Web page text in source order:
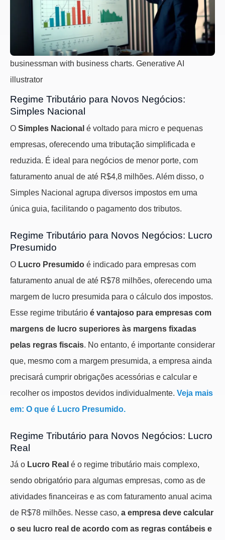
businessman with business charts. Generative AI
illustrator
Regime Tributário para Novos Negócios:
Simples Nacional
O Simples Nacional é voltado para micro e pequenas
empresas, oferecendo uma tributação simplificada e
reduzida. É ideal para negócios de menor porte, com
faturamento anual de até R$4,8 milhões. Além disso, o
Simples Nacional agrupa diversos impostos em uma
única guia, facilitando o pagamento dos tributos.
Regime Tributário para Novos Negócios: Lucro
Presumido
O Lucro Presumido é indicado para empresas com
faturamento anual de até R$78 milhões, oferecendo uma
margem de lucro presumida para o cálculo dos impostos.
Esse regime tributário é vantajoso para empresas com
margens de lucro superiores às margens fixadas
pelas regras fiscais. No entanto, é importante considerar
que, mesmo com a margem presumida, a empresa ainda
precisará cumprir obrigações acessórias e calcular e
recolher os impostos devidos individualmente. Veja mais
em: O que é Lucro Presumido.
Regime Tributário para Novos Negócios: Lucro
Real
Já o Lucro Real é o regime tributário mais complexo,
sendo obrigatório para algumas empresas, como as de
atividades financeiras e as com faturamento anual acima
de R$78 milhões. Nesse caso, a empresa deve calcular
o seu lucro real de acordo com as regras contábeis e